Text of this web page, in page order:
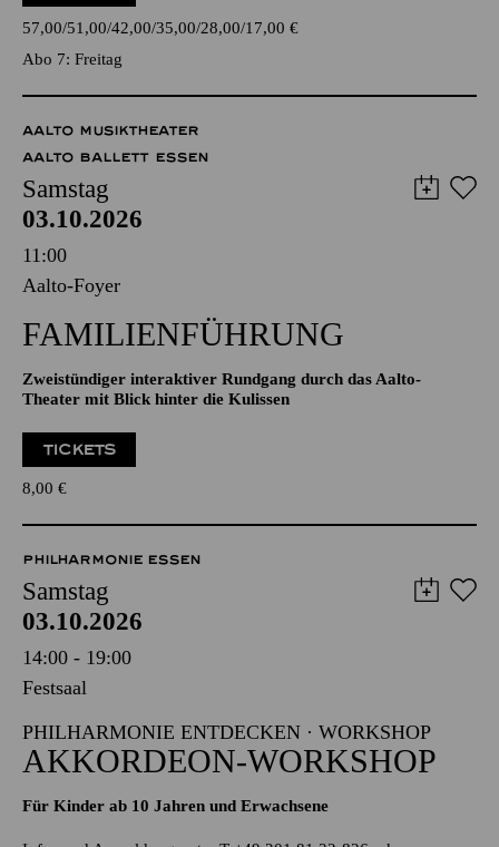
Amadeus Mozart, Arvo Pärt, Maurice Ravel
TICKETS
57,00 51,00 42,00 35,00 28,00 17,00€
Abo 7: Freitag
AALTO MUSIKTHEATER
AALTO BALLETT ESSEN
Samstag
03.10.2026
11:00
FAMILIENFÜHRUNG
Zweistündiger interaktiver Rundgang durch das Aalto-
Theater mit Blick hinter die Kulissen
8,00 €
PHILHARMONIE ESSEN
Samstag
03.10.2026
14:00 - 19:00
Festsaal
PHILHARMONIE ENTDECKEN · WORKSHOP